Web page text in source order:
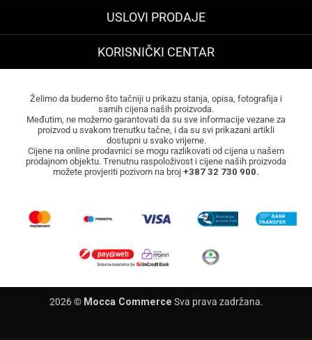
USLOVI PRODAJE
KORISNIČKI CENTAR
Želimo da budemo što tačniji u prikazu stanja, opisa, fotografija i
samih cijena naših proizvoda.
Međutim, ne možemo garantovati da su sve informacije vezane za
proizvod u svakom trenutku tačne, i da su svi prikazani artikli
dostupni u svako vrijeme.
Cijene na online prodavnici se mogu razlikovati od cijena u našem
prodajnom objektu. Trenutnu raspoloživost i cijene naših proizvoda
možete provjeriti pozivom na broj +387 32 730 900.
2026 © Mocca Commerce Sva prava zadržana.